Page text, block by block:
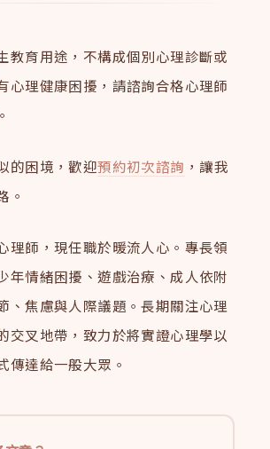
教育用途，不構成個別心理診斷或
心理健康困擾，請諮詢合格心理師
的困境，歡迎預約初次諮詢 ，讓我
。
理師，現任職於暖流人心。專長領
年情緒困擾、遊戲治療、成人依附
、焦慮與人際議題。長期關注心理
交叉地帶，致力於將實證心理學以
傳達給一般大眾。